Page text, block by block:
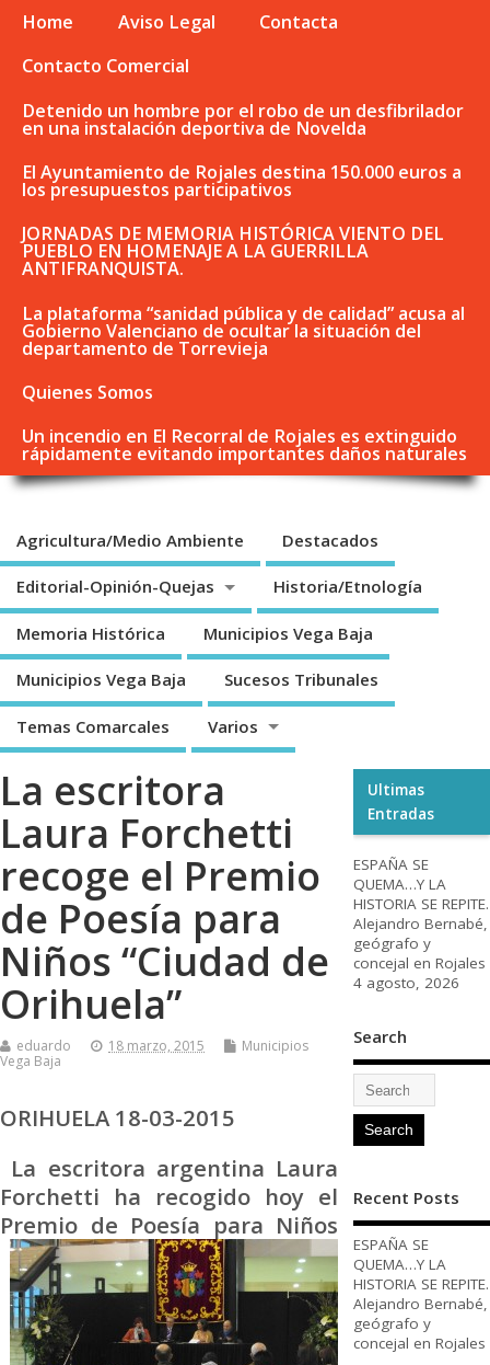
Home Aviso Legal
Contacta
Contacto Comercial
Detenido un hombre por el robo de un desfibrilador
en una instalación deportiva de Novelda
El Ayuntamiento de Rojales destina 150.000 euros a
los presupuestos participativos
JORNADAS DE MEMORIA HISTÓRICA VIENTO DEL
PUEBLO EN HOMENAJE A LA GUERRILLA
ANTIFRANQUISTA.
La plataforma “sanidad pública y de calidad” acusa al
Gobierno Valenciano de ocultar la situación del
departamento de Torrevieja
Quienes Somos
Un incendio en El Recorral de Rojales es extinguido
rápidamente evitando importantes daños naturales
Agricultura/Medio Ambiente Destacados
Editorial-Opinión-Quejas Historia/Etnología
Memoria Histórica Municipios Vega Baja
Municipios Vega Baja Sucesos Tribunales
Temas Comarcales Varios
La escritora
Laura Forchetti
recoge el Premio
de Poesía para
Niños “Ciudad de
Orihuela”
eduardo 18 marzo, 2015
Municipios
Vega Baja
ORIHUELA 18-03-2015
La escritora argentina Laura
Forchetti ha recogido hoy el
Premio de Poesía para Niños
Ultimas
Entradas
ESPAÑA SE
QUEMA…Y LA
HISTORIA SE REPITE.
Alejandro Bernabé,
geógrafo y
concejal en Rojales
4 agosto, 2026
Search
Recent Posts
ESPAÑA SE
QUEMA…Y LA
HISTORIA SE REPITE.
Alejandro Bernabé,
geógrafo y
concejal en Rojales